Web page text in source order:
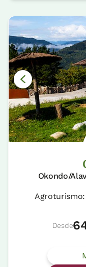
Okondo/
Agroturismo:
Desde